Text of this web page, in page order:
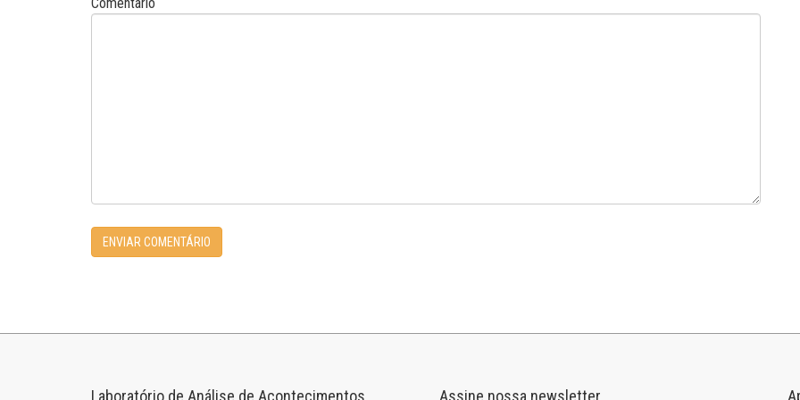
Laboratório de Análise de Acontecimentos Assine nossa newsletter